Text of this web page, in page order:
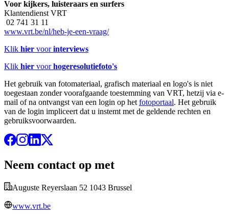
Voor kijkers, luisteraars en surfers
Klantendienst VRT
02 741 31 11
www.vrt.be/nl/heb-je-een-vraag/
Klik hier voorinterviews
Klik hier voorhogeresolutiefoto's
Het gebruik van fotomateriaal, grafisch materiaal en logo's is niet
toegestaan zonder voorafgaande toestemming van VRT, hetzij via e-
mail of na ontvangst van een login op het fotoportaal. Het gebruik
van de login impliceert dat u instemt met de geldende rechten en
gebruiksvoorwaarden.
Neem contact op met
Auguste Reyerslaan 52 1043 Brussel
www.vrt.be